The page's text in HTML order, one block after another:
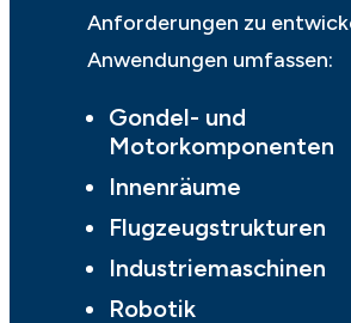
Anforderungen zu
Anwendungen umfassen:
Gondel- und
Motorkomponenten
Innenräume
Flugzeugstrukturen
Industriemaschinen
Robotik